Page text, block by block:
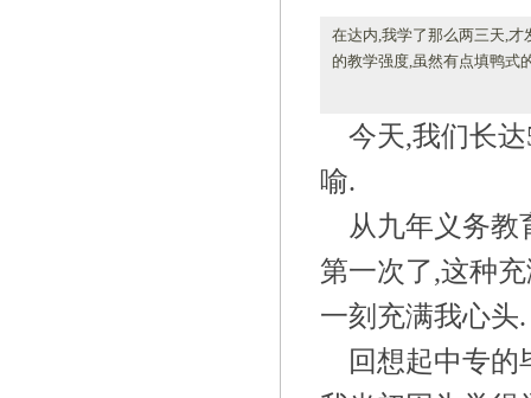
在达内,我学了那么两三天,
的教学强度,虽然有点填鸭
今天,我们长
喻.
从九年义务教
第一次了,这种
一刻充满我心头.
回想起中专的